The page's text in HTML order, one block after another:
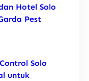
Hotel Solo
Pest
Solo
untuk